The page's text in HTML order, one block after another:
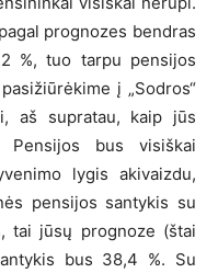
prognozes bendras
%, tuo tarpu pensijos
į „Sodros“
aš supratau, kaip jūs
Pensijos bus visiškai
lygis akivaizdu,
pensijos santykis su
tai jūsų prognoze (štai
bus 38,4 %. Su